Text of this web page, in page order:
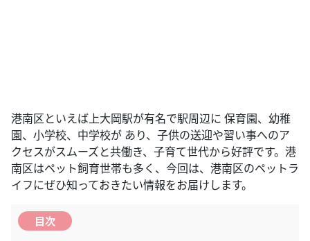
港南区といえば上大岡駅が有名で駅周辺に 保育園、幼稚
園、小学校、中学校が あり、子供の送迎や習い事へのア
クセスがスムーズと共働き、子育て世代から好評です。港
南区はペット飼育世帯も多く、今回は、港南区のペットラ
イフにぜひ知っておきたい情報をお届けします。
目次